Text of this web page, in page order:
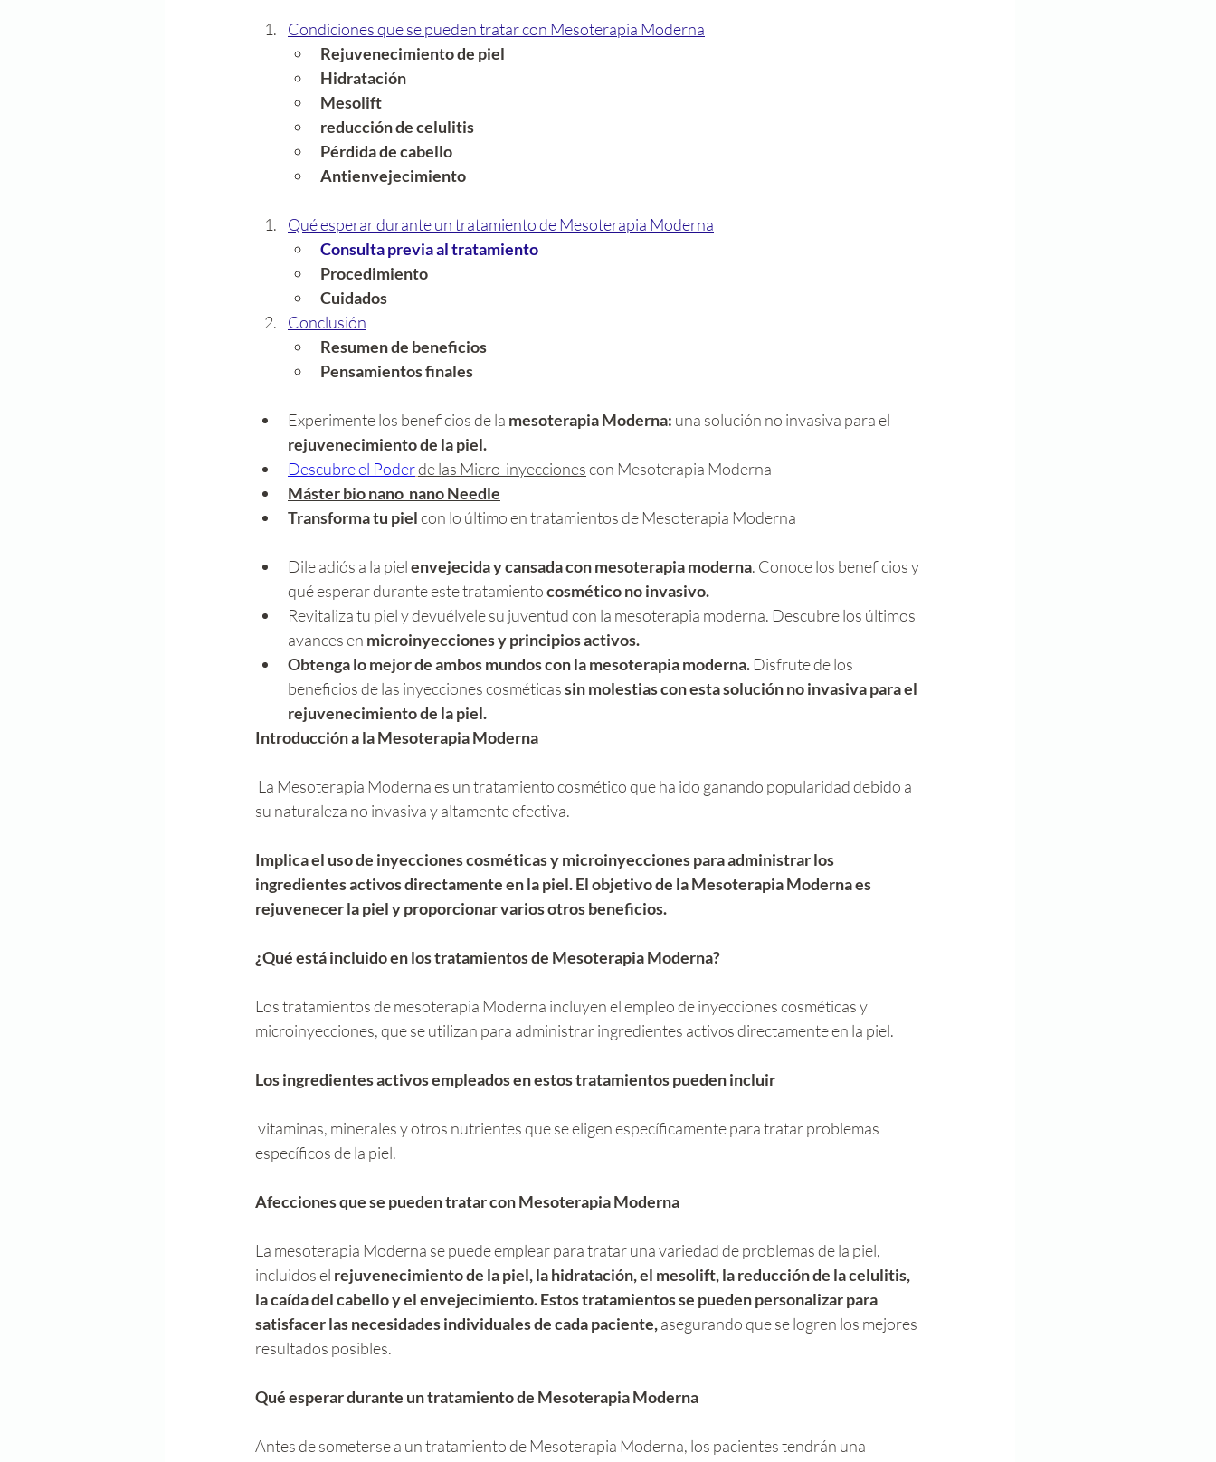
Condiciones que se pueden tratar con Mesoterapia Moderna
Rejuvenecimiento de piel
Hidratación
Mesolift
reducción de celulitis
Pérdida de cabello
Antienvejecimiento
Qué esperar durante un tratamiento de Mesoterapia Moderna
Consulta previa al tratamiento
Procedimiento
Cuidados
Conclusión
Resumen de beneficios
Pensamientos finales
Experimente los beneficios de la mesoterapia Moderna: una solución no invasiva para el
rejuvenecimiento de la piel.
Descubre el Poderde las Micro-inyecciones con Mesoterapia Moderna
Máster bio nano  nano Needle
Transforma tu piel con lo último en tratamientos de Mesoterapia Moderna
Dile adiós a la piel envejecida y cansada con mesoterapia moderna. Conoce los beneficios y
qué esperar durante este tratamiento cosmético no invasivo.
Revitaliza tu piel y devuélvele su juventud con la mesoterapia moderna. Descubre los últimos
avances en microinyecciones y principios activos.
Obtenga lo mejor de ambos mundos con la mesoterapia moderna. Disfrute de los
beneficios de las inyecciones cosméticas sin molestias con esta solución no invasiva para el
rejuvenecimiento de la piel.
Introducción a la Mesoterapia Moderna
su naturaleza no invasiva y altamente efectiva.
Implica el uso de inyecciones cosméticas y microinyecciones para administrar los
ingredientes activos directamente en la piel. El objetivo de la Mesoterapia Moderna es
rejuvenecer la piel y proporcionar varios otros beneficios.
¿Qué está incluido en los tratamientos de Mesoterapia Moderna?
Los tratamientos de mesoterapia Moderna incluyen el empleo de inyecciones cosméticas y
microinyecciones, que se utilizan para administrar ingredientes activos directamente en la piel.
Los ingredientes activos empleados en estos tratamientos pueden incluir
vitaminas, minerales y otros nutrientes que se eligen específicamente para tratar problemas
específicos de la piel.
Afecciones que se pueden tratar con Mesoterapia Moderna
La mesoterapia Moderna se puede emplear para tratar una variedad de problemas de la piel,
incluidos el rejuvenecimiento de la piel, la hidratación, el mesolift, la reducción de la celulitis,
la caída del cabello y el envejecimiento. Estos tratamientos se pueden personalizar para
satisfacer las necesidades individuales de cada paciente, asegurando que se logren los mejores
resultados posibles.
Qué esperar durante un tratamiento de Mesoterapia Moderna
Antes de someterse a un tratamiento de Mesoterapia Moderna, los pacientes tendrán una